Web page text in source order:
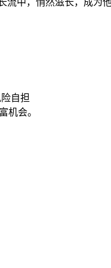
自担
机会。